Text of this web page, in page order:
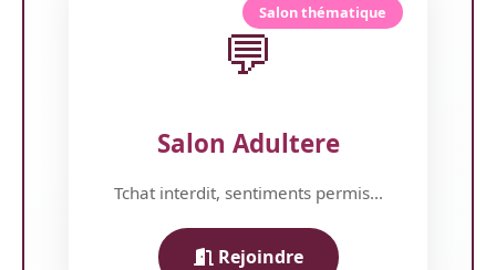
Salon thématique
💬
Salon Adultere
Tchat interdit, sentiments permis...
Rejoindre